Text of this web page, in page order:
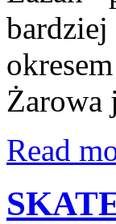
Żarowa
Read